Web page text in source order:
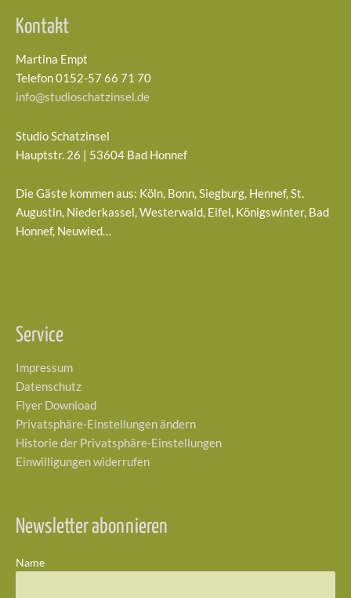
Kontakt
Martina Empt
Telefon 0152-57 66 71 70
info@studioschatzinsel.de
Studio Schatzinsel
Hauptstr. 26 | 53604 Bad Honnef
Die Gäste kommen aus: Köln, Bonn, Siegburg, Hennef, St.
Augustin, Niederkassel, Westerwald, Eifel, Königswinter, Bad
Honnef, Neuwied…
Service
Impressum
Datenschutz
Flyer Download
Privatsphäre-Einstellungen ändern
Historie der Privatsphäre-Einstellungen
Einwilligungen widerrufen
Newsletter abonnieren
Name